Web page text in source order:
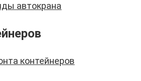
автокрана
контейнеров